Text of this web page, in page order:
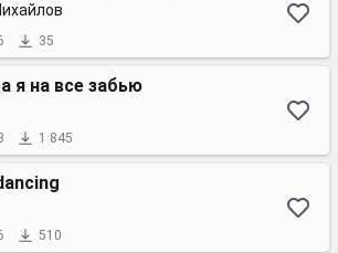
35
я на все забью
1 845
510